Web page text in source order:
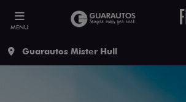
MENU
Guarautos Mister Hull
ESTOU INTERESSADO